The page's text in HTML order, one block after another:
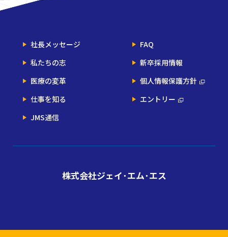
社長メッセージ
私たちの志
医療の変革
仕事を知る
JMS通信
FAQ
新卒採用情報
個人情報保護方針
エントリー
株式会社ジェイ･エム･エス